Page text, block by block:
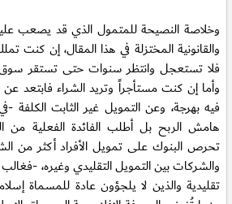
وخلاصة النصيحة للمتمول الذي قد يصعب
والقانونية المختزلة في هذا المقال، إن كنت
فلا تستعجل وانتظر سنوات حتى تستقر سوق
وأما إن كنت مستأجراً وتريد الشراء فابتعد
فيه بهرجة، وعن التمويل غير الثابت الكلفة -
هامش الربح بل أطلب الفائدة الفعلية من
تحرص البنوك على تمويل الأفراد أكثر من
والشركات بين التمويل التقليدي وغيره، -
تقليدية والذين لا يلجؤون عادة للمسماة